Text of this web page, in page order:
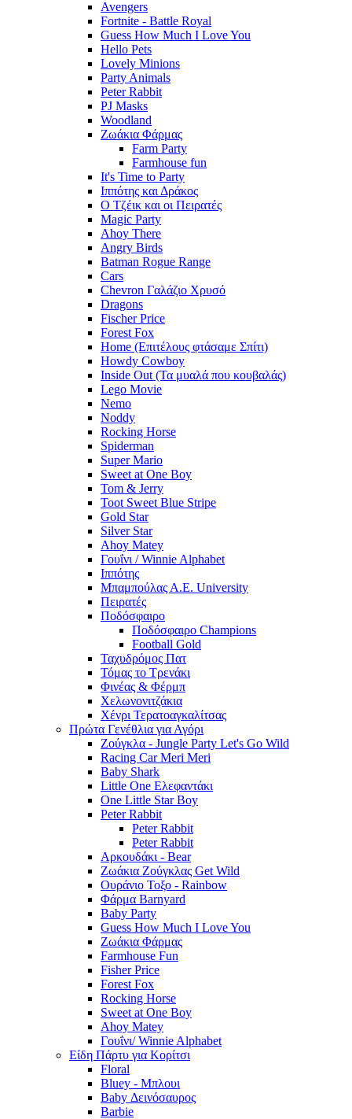
Avengers
Fortnite - Battle Royal
Guess How Much I Love You
Hello Pets
Lovely Minions
Party Animals
Peter Rabbit
PJ Masks
Woodland
Ζωάκια Φάρμας
Farm Party
Farmhouse fun
It's Time to Party
Ιππότης και Δράκος
Ο Τζέικ και οι Πειρατές
Magic Party
Ahoy There
Angry Birds
Batman Rogue Range
Cars
Chevron Γαλάζιο Χρυσό
Dragons
Fischer Price
Forest Fox
Home (Επιτέλους φτάσαμε Σπίτι)
Howdy Cowboy
Inside Out (Τα μυαλά που κουβαλάς)
Lego Movie
Nemo
Noddy
Rocking Horse
Spiderman
Super Mario
Sweet at One Boy
Tom & Jerry
Toot Sweet Blue Stripe
Gold Star
Silver Star
Ahoy Matey
Γουΐνι / Winnie Alphabet
Ιππότης
Μπαμπούλας Α.Ε. University
Πειρατές
Ποδόσφαιρο
Ποδόσφαιρο Champions
Football Gold
Ταχυδρόμος Πατ
Τόμας το Τρενάκι
Φινέας & Φέρμπ
Χελωνονιτζάκια
Χένρι Τερατοαγκαλίτσας
Πρώτα Γενέθλια για Αγόρι
Ζούγκλα - Jungle Party Let's Go Wild
Racing Car Meri Meri
Baby Shark
Little One Ελεφαντάκι
One Little Star Boy
Peter Rabbit
Peter Rabbit
Peter Rabbit
Αρκουδάκι - Bear
Ζωάκια Ζούγκλας Get Wild
Ουράνιο Τοξο - Rainbow
Φάρμα Barnyard
Baby Party
Guess How Much I Love You
Ζωάκια Φάρμας
Farmhouse Fun
Fisher Price
Forest Fox
Rocking Horse
Sweet at One Boy
Ahoy Matey
Γουΐνι/ Winnie Alphabet
Είδη Πάρτυ για Κορίτσι
Floral
Bluey - Μπλουι
Baby Δεινόσαυρος
Barbie